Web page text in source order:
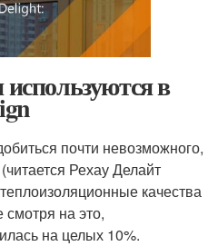
в
почти невозможного,
Рехау Делайт
качества
на это,
на целых 10%.